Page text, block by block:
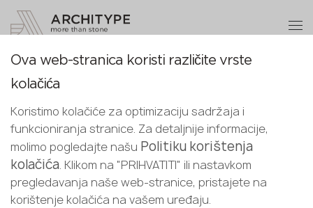
English
Croatian
+48 22 602 20 22
Postanite partner
Bianco Carrara
Scalla Naturale
Postanite
partner
Pošaljite svoje podatke ili nas
kontaktirajte telefonom
+48 22 602 20 22
Hvala!
naši menadžeri će vas kontaktirati u
najkraćem roku
Ova web-stranica koristi različite vrste
kolačića
Koristimo kolačiće za optimizaciju sadržaja i
funkcioniranja stranice. Za detaljnije informacije,
molimo pogledajte našu Politiku korištenja
kolačića. Klikom na "PRIHVATITI" ili nastavkom
pregledavanja naše web-stranice, pristajete na
korištenje kolačića na vašem uređaju.